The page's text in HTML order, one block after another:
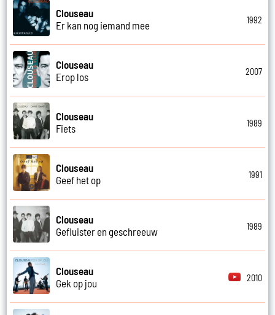
Clouseau
Er kan nog iemand mee
1992
Clouseau
Erop los
2007
Clouseau
Fiets
1989
Clouseau
Geef het op
1991
Clouseau
Gefluister en geschreeuw
1989
Clouseau
Gek op jou
2010